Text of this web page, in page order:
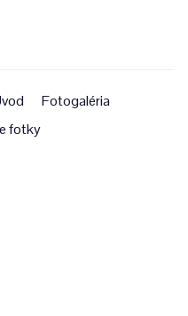
Fotogaléria
fotky